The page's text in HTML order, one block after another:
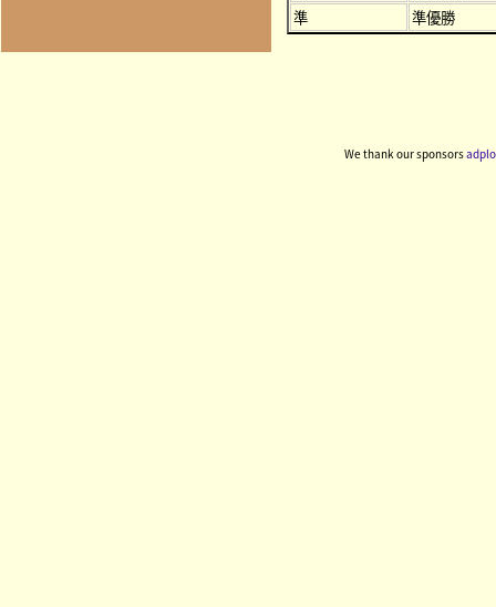
準
準優勝
We thank our sponsors